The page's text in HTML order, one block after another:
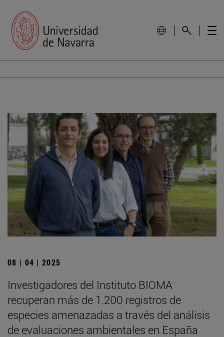
08 | 04 | 2025
Investigadores del Instituto BIOMA
recuperan más de 1.200 registros de
especies amenazadas a través del análisis
de evaluaciones ambientales en España